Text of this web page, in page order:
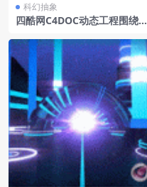
科幻抽象
四酷网C4DOC动态工程围绕球